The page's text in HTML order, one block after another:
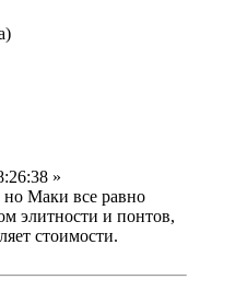
»
но Маки все равно
элитности и понтов,
стоимости.